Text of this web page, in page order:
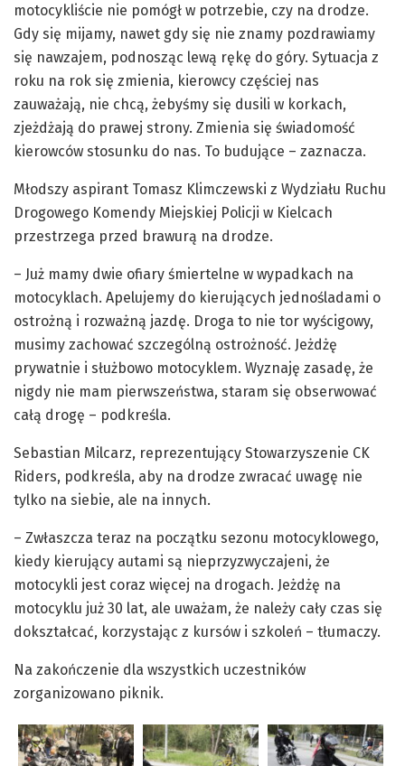
motocykliście nie pomógł w potrzebie, czy na drodze.
Gdy się mijamy, nawet gdy się nie znamy pozdrawiamy
się nawzajem, podnosząc lewą rękę do góry. Sytuacja z
roku na rok się zmienia, kierowcy częściej nas
zauważają, nie chcą, żebyśmy się dusili w korkach,
zjeżdżają do prawej strony. Zmienia się świadomość
kierowców stosunku do nas. To budujące – zaznacza.
Młodszy aspirant Tomasz Klimczewski z Wydziału Ruchu
Drogowego Komendy Miejskiej Policji w Kielcach
przestrzega przed brawurą na drodze.
– Już mamy dwie ofiary śmiertelne w wypadkach na
motocyklach. Apelujemy do kierujących jednośladami o
ostrożną i rozważną jazdę. Droga to nie tor wyścigowy,
musimy zachować szczególną ostrożność. Jeżdżę
prywatnie i służbowo motocyklem. Wyznaję zasadę, że
nigdy nie mam pierwszeństwa, staram się obserwować
całą drogę – podkreśla.
Sebastian Milcarz, reprezentujący Stowarzyszenie CK
Riders, podkreśla, aby na drodze zwracać uwagę nie
tylko na siebie, ale na innych.
– Zwłaszcza teraz na początku sezonu motocyklowego,
kiedy kierujący autami są nieprzyzwyczajeni, że
motocykli jest coraz więcej na drogach. Jeżdżę na
motocyklu już 30 lat, ale uważam, że należy cały czas się
dokształcać, korzystając z kursów i szkoleń – tłumaczy.
Na zakończenie dla wszystkich uczestników
zorganizowano piknik.